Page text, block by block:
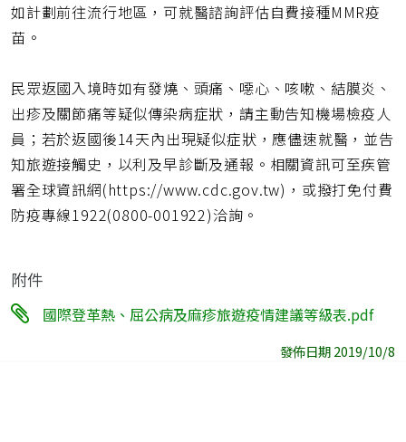
如計劃前往流行地區，可就醫諮詢評估自費接種MMR疫
苗。
民眾返國入境時如有發燒、頭痛、噁心、咳嗽、結膜炎、
出疹及關節痛等疑似傳染病症狀，請主動告知機場檢疫人
員；若於返國後14天內出現疑似症狀，應儘速就醫，並告
知旅遊接觸史，以利及早診斷及通報。相關資訊可至疾管
署全球資訊網(https://www.cdc.gov.tw)，或撥打免付費
防疫專線1922(0800-001922)洽詢。
附件
國際登革熱、屈公病及麻疹旅遊疫情建議等級表.pdf
發佈日期 2019/10/8